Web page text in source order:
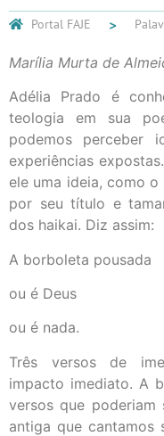
Portal FAJE
Marília Murta de
Adélia Prado é
teologia em sua
podemos perceber
experiências
ele uma ideia, como o
por seu título e
dos haikai. Diz assim:
A borboleta pousada
ou é Deus
ou é nada.
Três versos de
impacto imediato. A
versos que
antiga que cantamos